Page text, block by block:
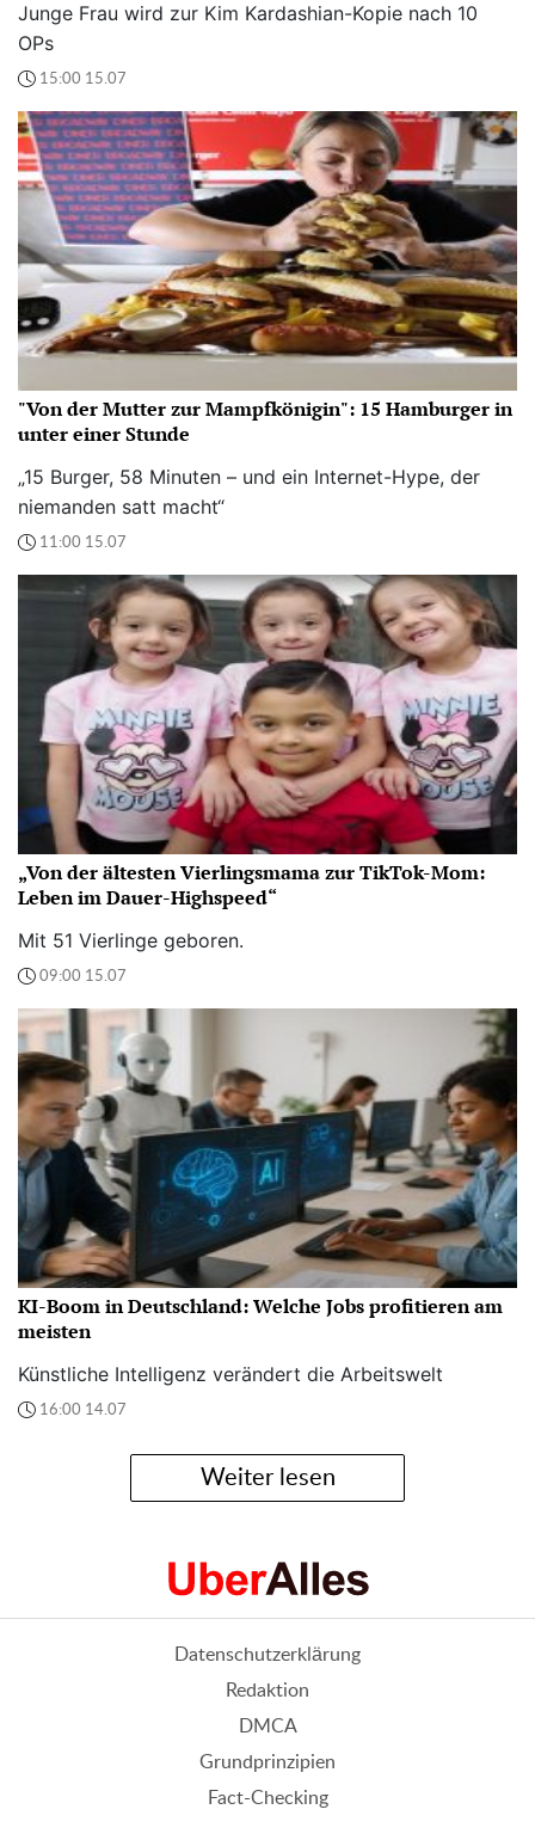
Junge Frau wird zur Kim Kardashian-Kopie nach 10
OPs
15:00 15.07
"Von der Mutter zur Mampfkönigin": 15 Hamburger in
unter einer Stunde
„15 Burger, 58 Minuten – und ein Internet-Hype, der
niemanden satt macht“
11:00 15.07
„Von der ältesten Vierlingsmama zur TikTok-Mom:
Leben im Dauer-Highspeed“
Mit 51 Vierlinge geboren.
09:00 15.07
KI-Boom in Deutschland: Welche Jobs profitieren am
meisten
Künstliche Intelligenz verändert die Arbeitswelt
16:00 14.07
Weiter lesen
Datenschutzerklärung
Redaktion
DMCA
Grundprinzipien
Fact-Checking